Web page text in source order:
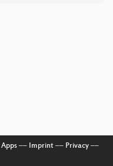
Apps–– Imprint–– Privacy––